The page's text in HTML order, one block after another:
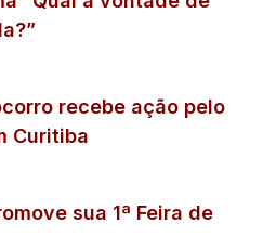
recebe ação pelo
Curitiba
sua 1ª Feira de